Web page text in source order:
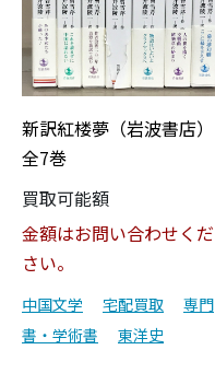
新訳紅楼夢（岩波書店）
全7巻
買取可能額
金額はお問い合わせくだ
さい。
中国文学 宅配買取
専門
書・学術書
東洋史